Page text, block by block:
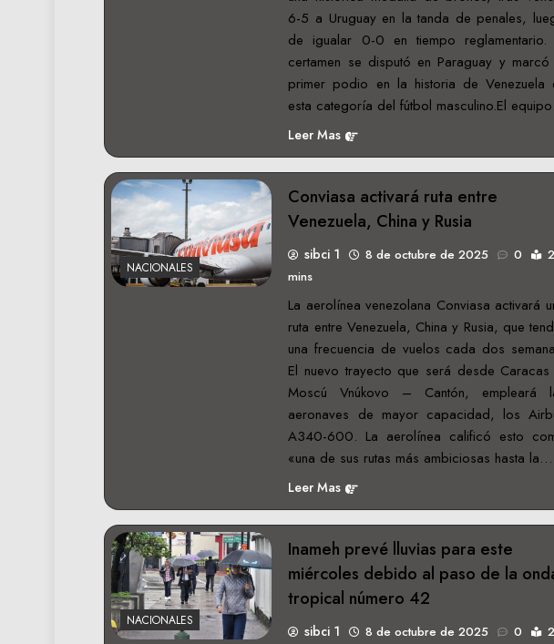
6-5 a Uruguay en la tanda de penales,
de igualar 0-0 en tiempo reglamentario.
certamen se disputó en Paraguay y marcó
primer podio en la historia de Venezuela
esta categoría del fútbol masculino.El
Leer Mas
NACIONALES
Conviasa activará ruta entre
Venezuela, China y Rusia
sibci 1 8 de octubre de 2025 0
2
mins
La aerolínea venezolana Conviasa activará
ruta entre Venezuela, China y Rusia, que
una frecuencia de vuelos cada dos
El nuevo trayecto que será desde
Moscú Vnúkovo – Cantón, empleará
aeronaves de mayor capacidad, los
A340-600. La aerolínea calificó esto
«una de sus rutas más ambiciosas hasta la…
Leer Mas
NACIONALES
Inameh prevé lluvias para este
miércoles debido al paso de la
tropical número 42
sibci 1 8 de octubre de 2025 0
2